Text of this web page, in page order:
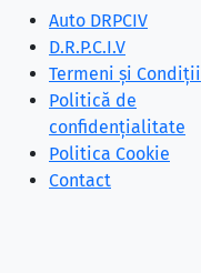
Auto DRPCIV
D.R.P.C.I.V
Termeni și Condiții
Politică de
confidențialitate
Politica Cookie
Contact